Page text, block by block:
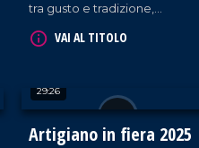
tra gusto e tradizione,
Catanzaro.
VAI AL TITOLO
29:26
Artigiano in fiera 2025